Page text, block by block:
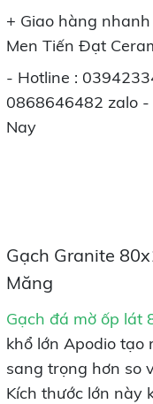
+ Giao hàng
Men Tiến Đạt
- Hotline :
0868646482 zalo -
Nay
Gạch Granite
Măng
Gạch đá mờ ốp lát
khổ lớn Apodio
sang trọng hơn so
Kích thước lớn này